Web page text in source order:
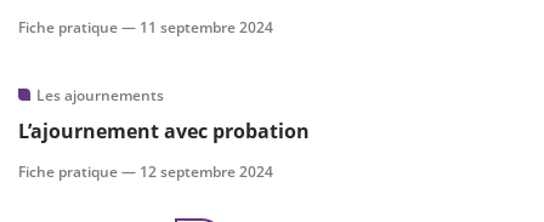
Fiche pratique — 11 septembre 2024
Les ajournements
L’ajournement avec probation
Fiche pratique — 12 septembre 2024